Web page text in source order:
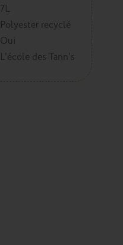
7L
Polyester recyclé
Oui
L'école des Tann's